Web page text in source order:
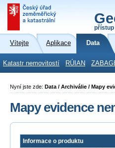
přístup
Vítejte Aplikace Data
Katastr nemovitostí RÚIAN
Nyní jste zde: Data / Archiválie / Mapy
Mapy evidence
Informace o produktu